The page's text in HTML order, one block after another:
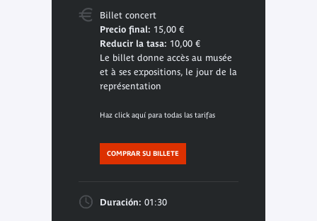
Billet concert
Precio final: 15,00 €
Reducir la tasa: 10,00 €
Le billet donne accès au musée
et à ses expositions, le jour de la
représentation
Haz click aquí para todas las tarifas
COMPRAR SU BILLETE
Duración: 01:30